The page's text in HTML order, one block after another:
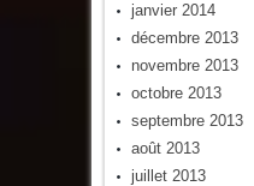
janvier 2014
décembre 2013
novembre 2013
octobre 2013
septembre 2013
août 2013
juillet 2013